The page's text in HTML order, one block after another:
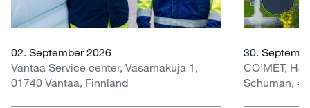
02. September 2026
Vantaa Service center, Vasamakuja 1,
01740 Vantaa, Finnland
30.
CO’MET,
Schuman,